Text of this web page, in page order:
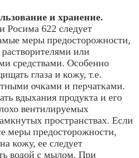
и хранение.
Росима 622 следует
меры предосторожности,
или
средствами. Особенно
глаза и кожу, т.е.
очками и перчатками.
вдыхания продукта и его
вентилируемых
пространствах. Если
меры предосторожности,
кожу, ее следует
водой с мылом. При